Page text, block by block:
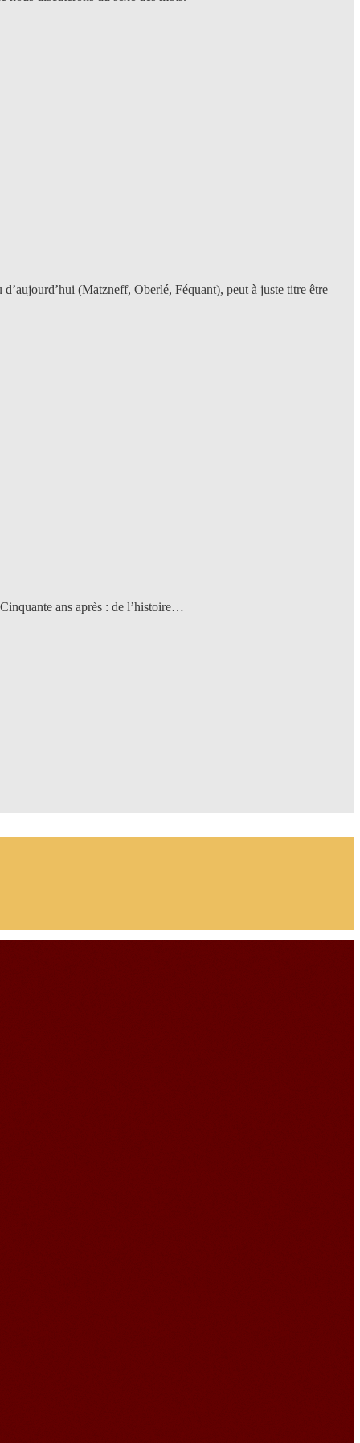
(Matzneff, Oberlé, Féquant), peut à juste titre être
ans après : de l’histoire…